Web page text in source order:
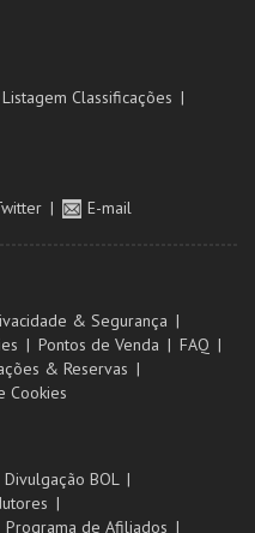
Listagem Classificações
E-mail
& Segurança
Pontos de Venda
FAQ
& Reservas
Cookies
Divulgação BOL
Programa de Afiliados